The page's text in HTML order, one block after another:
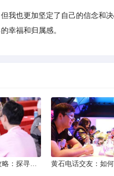
我也更加坚定了自己的信念和
幸福和归属感。